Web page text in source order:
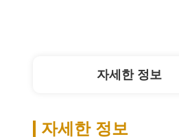
자세한 정보
자세한 정보